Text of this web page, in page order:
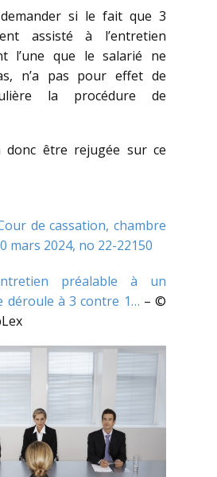
si le fait que 3
assisté à l’entretien
l’une que le salarié ne
n’a pas pour effet de
la procédure de
donc être rejugée sur ce
de cassation, chambre
mars 2024, no 22-22150
préalable à un
déroule à 3 contre 1… – ©